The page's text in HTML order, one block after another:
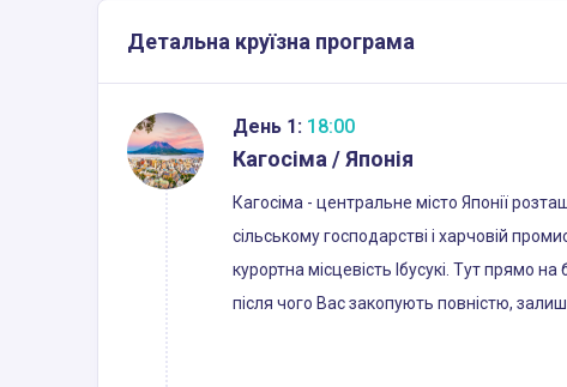
Детальна круїзна програма
День 1: 18:00
Кагосіма / Японія
Кагосіма - центральне місто Японії
сільському господарстві і харчовій
курортна місцевість Ібусукі. Тут прямо
після чого Вас закопують повністю,